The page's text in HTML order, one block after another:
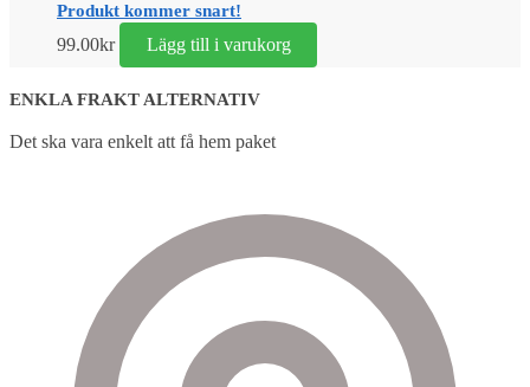
Produkt kommer snart!
99.00kr Lägg till i varukorg
ENKLA FRAKT ALTERNATIV
Det ska vara enkelt att få hem paket